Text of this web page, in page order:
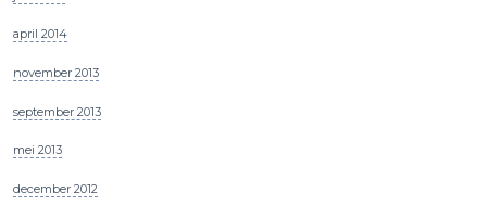
april 2014
november 2013
september 2013
mei 2013
december 2012